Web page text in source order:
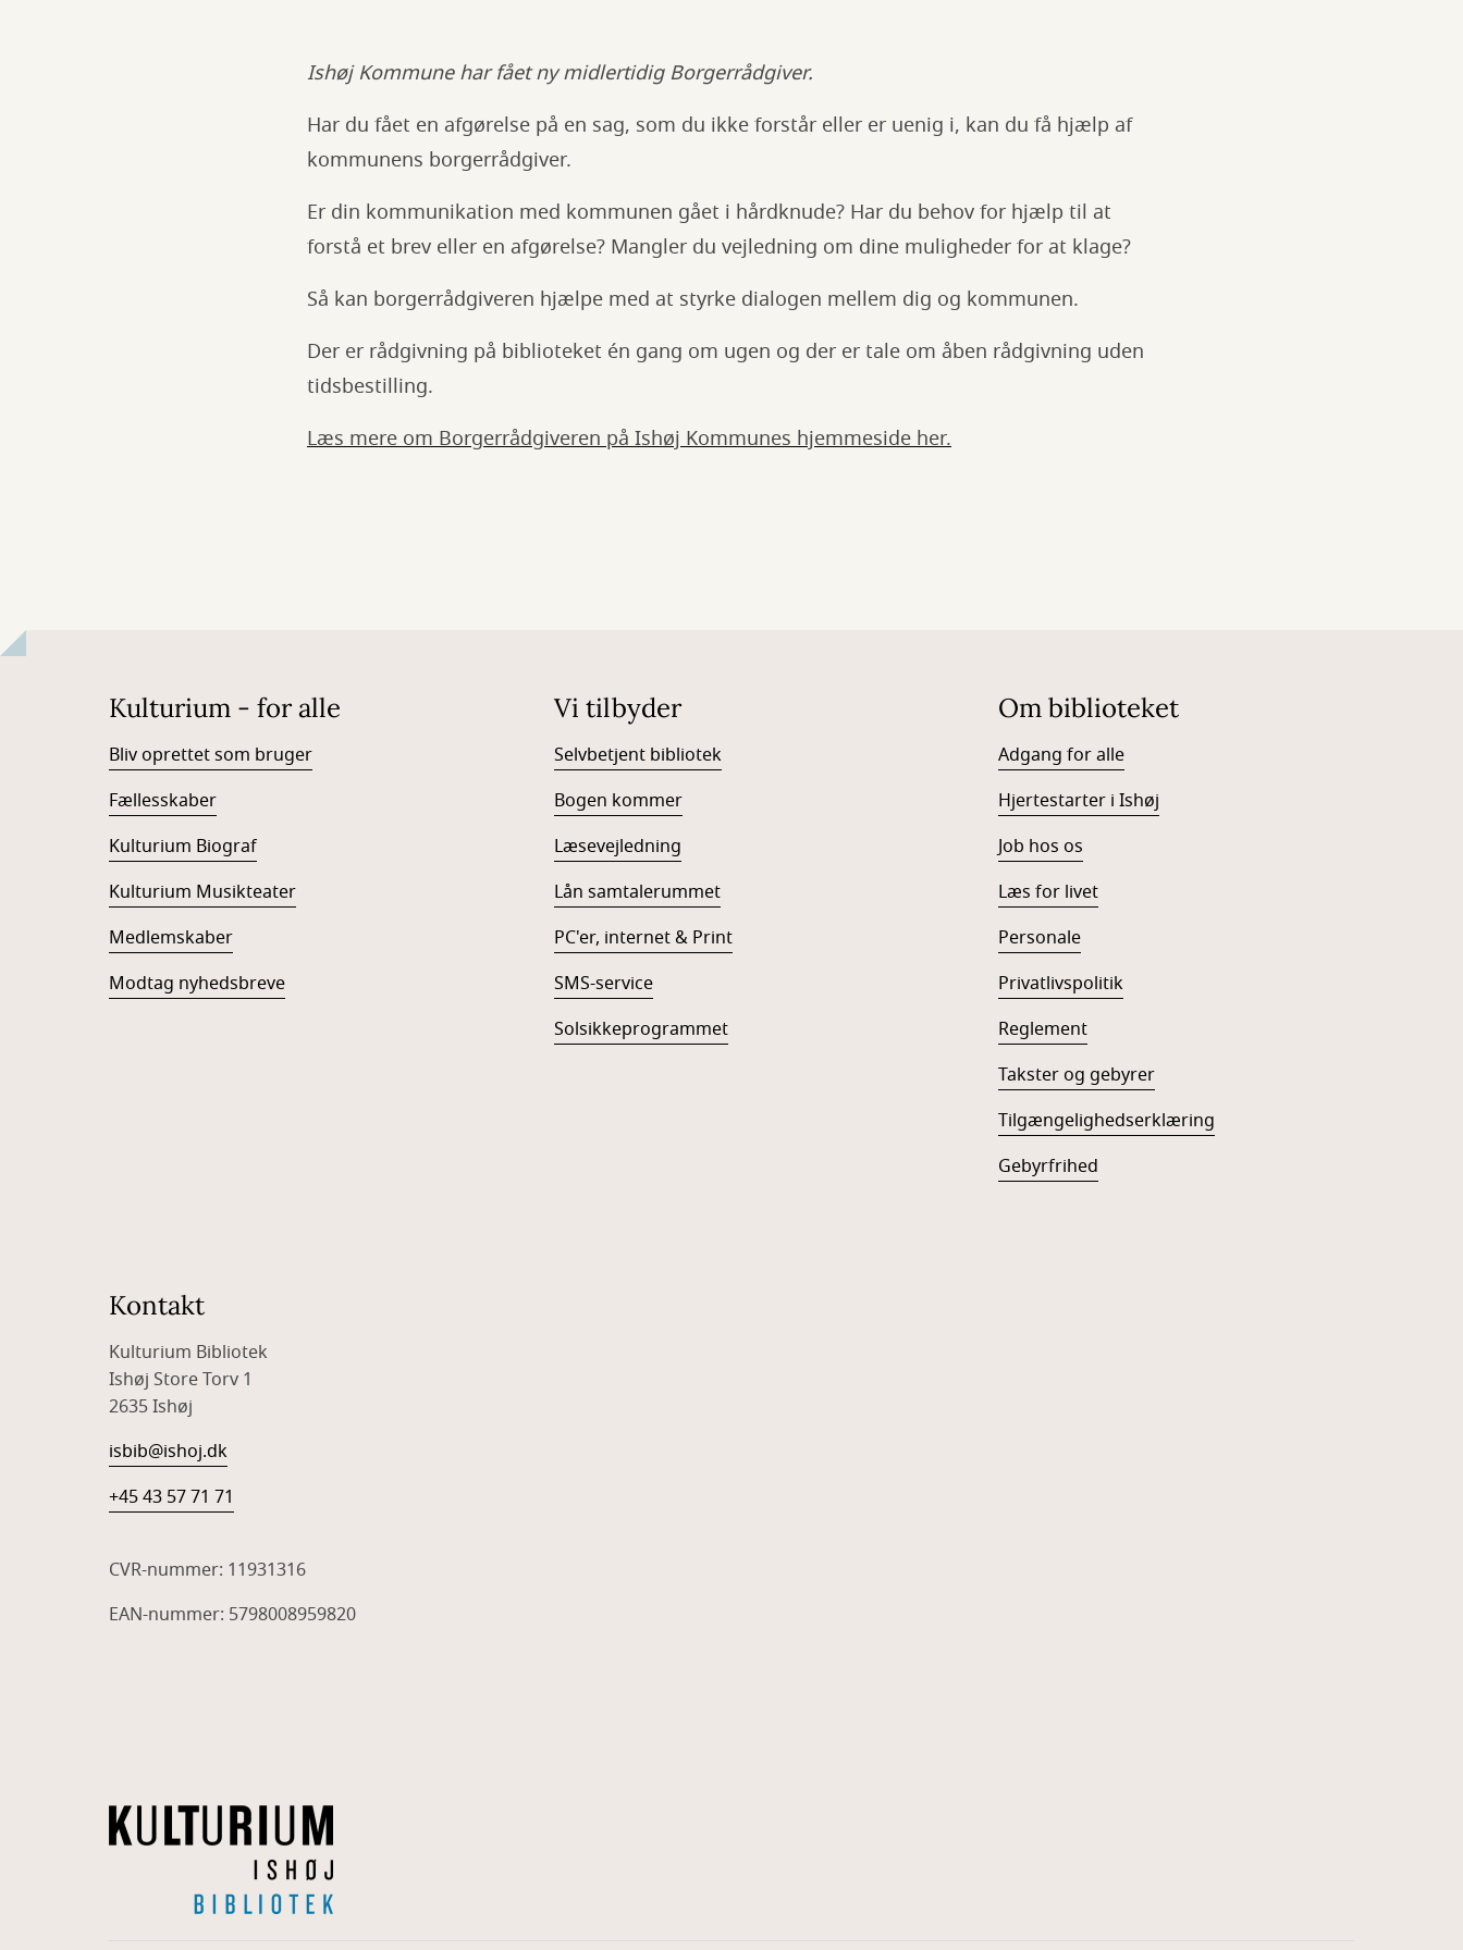
Ishøj Kommune har fået ny midlertidig Borgerrådgiver.
Har du fået en afgørelse på en sag, som du ikke forstår eller er uenig i, kan du få hjælp af
kommunens borgerrådgiver.
Er din kommunikation med kommunen gået i hårdknude? Har du behov for hjælp til at
forstå et brev eller en afgørelse? Mangler du vejledning om dine muligheder for at klage?
Så kan borgerrådgiveren hjælpe med at styrke dialogen mellem dig og kommunen.
Der er rådgivning på biblioteket én gang om ugen og der er tale om åben rådgivning uden
tidsbestilling.
Læs mere om Borgerrådgiveren på Ishøj Kommunes hjemmeside her.
Kulturium - for alle
Bliv oprettet som bruger
Fællesskaber
Kulturium Biograf
Kulturium Musikteater
Medlemskaber
Modtag nyhedsbreve
Vi tilbyder
Selvbetjent bibliotek
Bogen kommer
Læsevejledning
Lån samtalerummet
PC'er, internet & Print
SMS-service
Solsikkeprogrammet
Om biblioteket
Adgang for alle
Hjertestarter i Ishøj
Job hos os
Læs for livet
Personale
Privatlivspolitik
Reglement
Takster og gebyrer
Tilgængelighedserklæring
Gebyrfrihed
Kontakt
Kulturium Bibliotek
Ishøj Store Torv 1
2635 Ishøj
isbib@ishoj.dk
+45 43 57 71 71
CVR-nummer: 11931316
EAN-nummer: 5798008959820